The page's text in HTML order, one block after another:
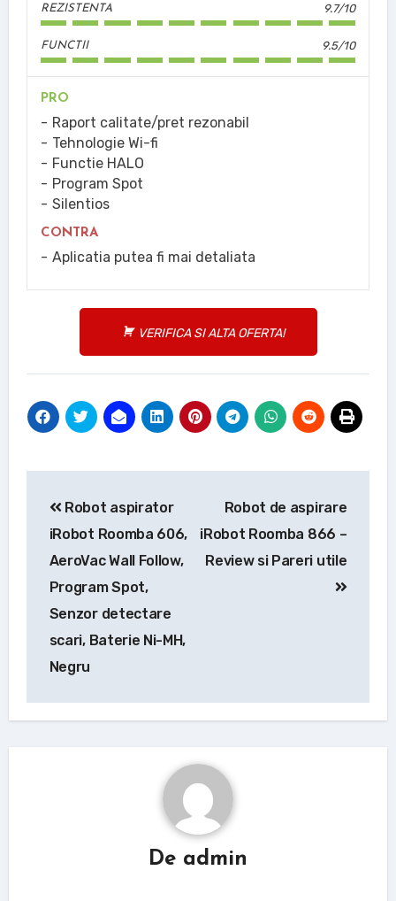
REZISTENTA 9.7/10
FUNCTII 9.5/10
PRO
Raport calitate/pret rezonabil
Tehnologie Wi-fi
Functie HALO
Program Spot
Silentios
CONTRA
Aplicatia putea fi mai detaliata
VERIFICA SI ALTA OFERTA!
articole
Robot aspirator
iRobot Roomba 606,
AeroVac Wall Follow,
Program Spot,
Senzor detectare
scari, Baterie Ni-MH,
Negru
Robot de aspirare
iRobot Roomba 866 –
Review si Pareri utile
De admin